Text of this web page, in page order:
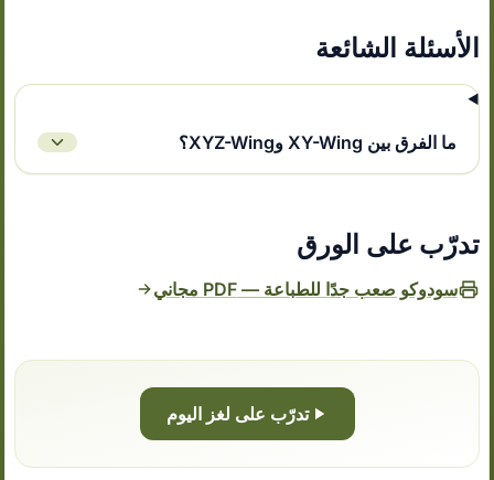
الأسئلة الشائعة
ما الفرق بين XY-Wing وXYZ-Wing؟
تدرّب على الورق
سودوكو صعب جدًا للطباعة — PDF مجاني
تدرّب على لغز اليوم